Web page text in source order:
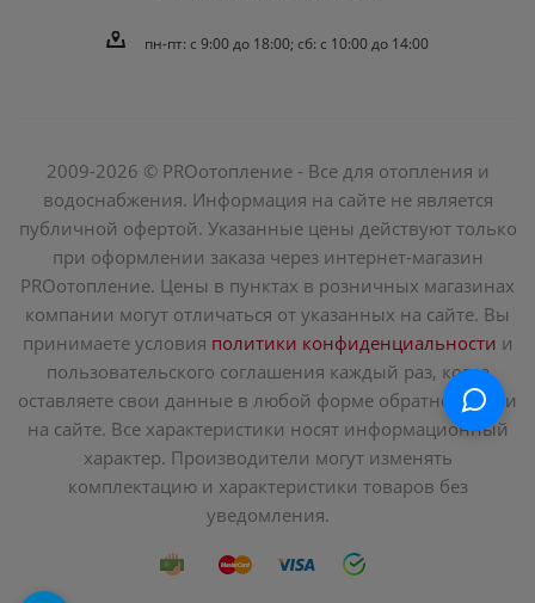
пн-пт: c 9:00 до 18:00; сб: с 10:00 до 14:00
2009-2026 © PROотопление - Все для отопления и
водоснабжения. Информация на сайте не является
публичной офертой. Указанные цены действуют только
при оформлении заказа через интернет-магазин
PROотопление. Цены в пунктах в розничных магазинах
компании могут отличаться от указанных на сайте. Вы
принимаете условия политики конфиденциальности и
пользовательского соглашения каждый раз, когда
оставляете свои данные в любой форме обратной связи
на сайте. Все характеристики носят информационный
характер. Производители могут изменять
комплектацию и характеристики товаров без
уведомления.